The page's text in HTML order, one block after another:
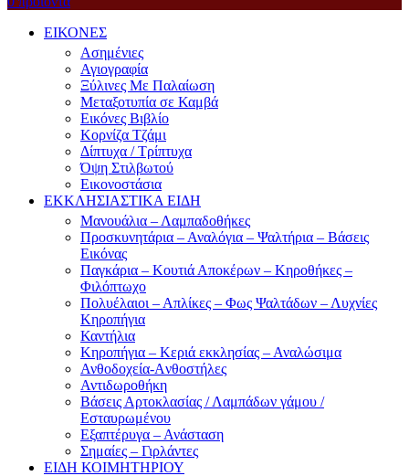
ΕΙΚΟΝΕΣ
Ασημένιες
Αγιογραφία
Ξύλινες Με Παλαίωση
Μεταξοτυπία σε Καμβά
Eικόνες Bιβλίο
Kορνίζα Tζάμι
Δίπτυχα / Τρίπτυχα
Όψη Στιλβωτού
Eικονοστάσια
ΕΚΚΛΗΣΙΑΣΤΙΚΑ ΕΙΔΗ
Μανουάλια – Λαμπαδοθήκες
Προσκυνητάρια – Αναλόγια – Ψαλτήρια – Βάσεις
Εικόνας
Παγκάρια – Κουτιά Αποκέρων – Κηροθήκες –
Φιλόπτωχο
Πολυέλαιοι – Απλίκες – Φως Ψαλτάδων – Λυχνίες
Κηροπήγια
Καντήλια
Κηροπήγια – Κεριά εκκλησίας – Αναλώσιμα
Ανθοδοχεία-Aνθοστήλες
Αντιδωροθήκη
Βάσεις Αρτοκλασίας / Λαμπάδων γάμου /
Εσταυρωμένου
Εξαπτέρυγα – Ανάσταση
Σημαίες – Γιρλάντες
ΕΙΔΗ ΚΟΙΜΗΤΗΡΙΟΥ